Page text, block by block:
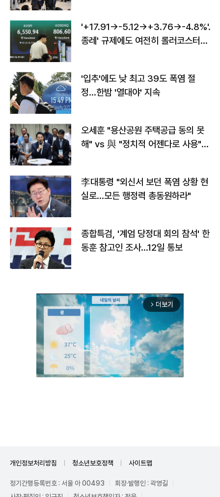
'+17.91→-5.12→+3.76→-4.8%'…'
종레' 규제에도 여전히 롤러코스터
'입추'에도 낮 최고 39도 폭염 절
정…한밤 '열대야' 지속
오세훈 "용산공원 주택공급 동의 못
해" vs 與 "정치적 어젠다로 사용"
李대통령 "외신서 보던 폭염 상황 현
실로…모든 행정력 총동원하라"
종합특검, '계엄 당정대 회의 참석' 한
동훈 참고인 조사...12일 통보
arrow_forward_ios 더보기
개인정보처리방침 청소년보호정책 사이트맵
정기간행등록번호 : 서울 아 00493
회장·발행인 : 곽영길